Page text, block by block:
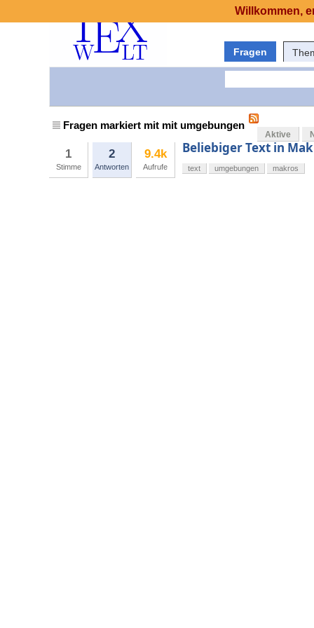
Fragen
Fragen markiert mit mit umgebungen
Aktive
1
Stimme
2
Antworten
9.4k
Aufrufe
Beliebiger Text in
text umgebungen makros
Willkommen,